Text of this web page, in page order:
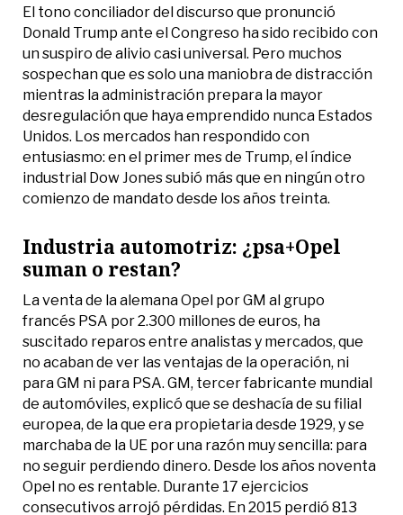
El tono conciliador del discurso que pronunció
Donald Trump ante el Congreso ha sido recibido con
un suspiro de alivio casi universal. Pero muchos
sospechan que es solo una maniobra de distracción
mientras la administración prepara la mayor
desregulación que haya emprendido nunca Estados
Unidos. Los mercados han respondido con
entusiasmo: en el primer mes de Trump, el índice
industrial Dow Jones subió más que en ningún otro
comienzo de mandato desde los años treinta.
Industria automotriz: ¿psa+Opel
suman o restan?
La venta de la alemana Opel por GM al grupo
francés PSA por 2.300 millones de euros, ha
suscitado reparos entre analistas y mercados, que
no acaban de ver las ventajas de la operación, ni
para GM ni para PSA. GM, tercer fabricante mundial
de automóviles, explicó que se deshacía de su filial
europea, de la que era propietaria desde 1929, y se
marchaba de la UE por una razón muy sencilla: para
no seguir perdiendo dinero. Desde los años noventa
Opel no es rentable. Durante 17 ejercicios
consecutivos arrojó pérdidas. En 2015 perdió 813